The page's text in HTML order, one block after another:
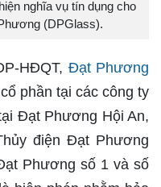
nghĩa vụ tín dụng cho
(DPGlass).
HĐQT, Đạt Phương
phần tại các công ty
Đạt Phương Hội An,
điện Đạt Phương
Phương số 1 và số